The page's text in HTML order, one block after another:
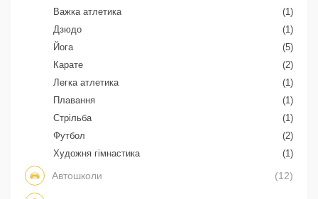
Важка атлетика
(1)
Дзюдо
(1)
Йога
(5)
Карате
(2)
Легка атлетика
(1)
Плавання
(1)
Стрільба
(1)
Футбол
(2)
Художня гімнастика
(1)
Автошколи (12)